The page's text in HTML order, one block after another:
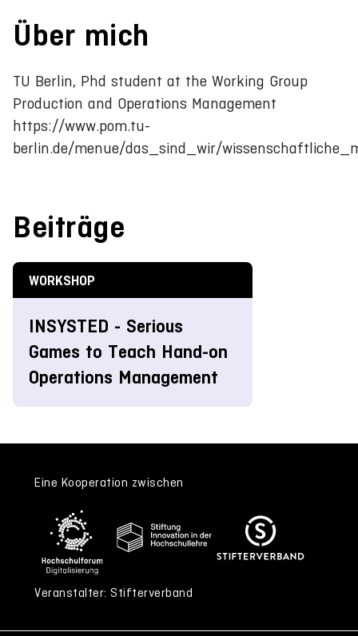
Über mich
TU Berlin, Phd student at the Working Group
Production and Operations Management
https://www.pom.tu-
berlin.de/menue/das_sind_wir/
Beiträge
WORKSHOP
INSYSTED - Serious
Games to Teach Hand-on
Operations Management
Eine Kooperation zwischen
Veranstalter: Stifterverband